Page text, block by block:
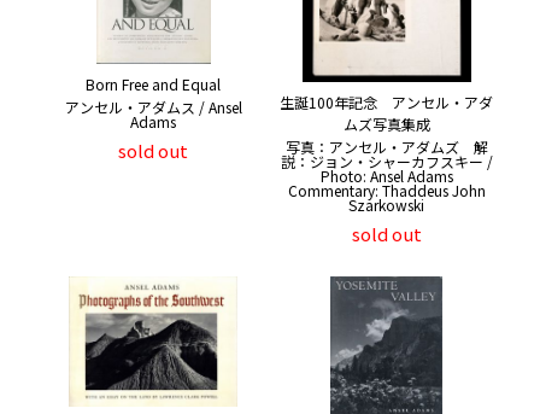
Born Free and Equal
アンセル・アダムス / Ansel
Adams
sold out
生誕100年記念 アンセル・アダ
ムズ写真集成
写真：アンセル・アダムズ 解
説：ジョン・シャーカフスキー /
Photo: Ansel Adams
Commentary: Thaddeus John
Szarkowski
sold out